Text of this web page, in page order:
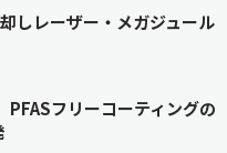
しレーザー・メガジュール
PFASフリーコーティングの